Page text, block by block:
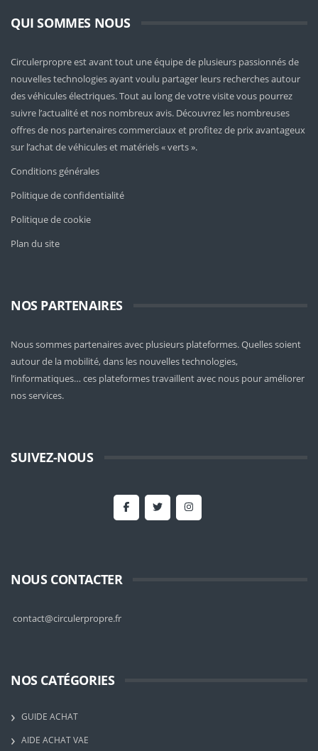
QUI SOMMES NOUS
Circulerpropre est avant tout une équipe de plusieurs passionnés de
nouvelles technologies ayant voulu partager leurs recherches autour
des véhicules électriques. Tout au long de votre visite vous pourrez
suivre l’actualité et nos nombreux avis. Découvrez les nombreuses
offres de nos partenaires commerciaux et profitez de prix avantageux
sur l’achat de véhicules et matériels « verts ».
Conditions générales
Politique de confidentialité
Politique de cookie
Plan du site
NOS PARTENAIRES
Nous sommes partenaires avec plusieurs plateformes. Quelles soient
autour de la mobilité, dans les nouvelles technologies,
l’informatiques… ces plateformes travaillent avec nous pour améliorer
nos services.
SUIVEZ-NOUS
NOUS CONTACTER
contact@circulerpropre.fr
NOS CATÉGORIES
GUIDE ACHAT
AIDE ACHAT VAE